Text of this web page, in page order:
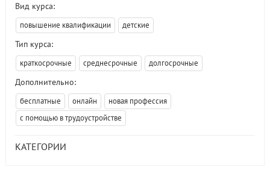
Вид курса:
повышение квалификации детские
Тип курса:
краткосрочные среднесрочные долгосрочные
Дополнительно:
бесплатные онлайн
новая профессия
с помощью в трудоустройстве
КАТЕГОРИИ